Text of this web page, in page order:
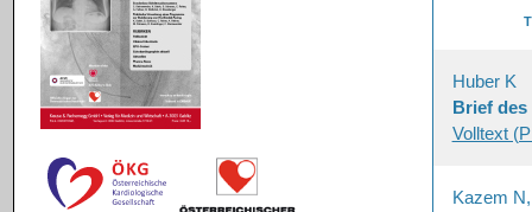
Huber K
Brief des
Volltext
Kazem